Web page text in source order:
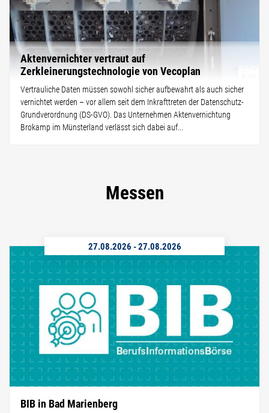
Aktenvernichter vertraut auf
Zerkleinerungstechnologie von Vecoplan
Vertrauliche Daten müssen sowohl sicher aufbewahrt als auch sicher
vernichtet werden – vor allem seit dem Inkrafttreten der Datenschutz-
Grundverordnung (DS-GVO). Das Unternehmen Aktenvernichtung
Brokamp im Münsterland verlässt sich dabei auf...
Messen
27.08.2026 -27.08.2026
BIB in Bad Marienberg